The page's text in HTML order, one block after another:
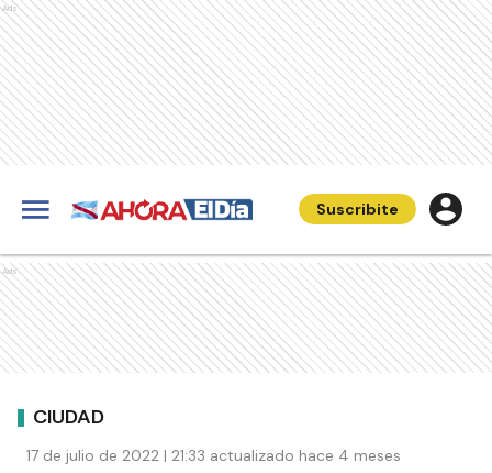
Ads
Suscribite
Ads
CIUDAD
17 de julio de 2022 | 21:33 actualizado hace 4 meses